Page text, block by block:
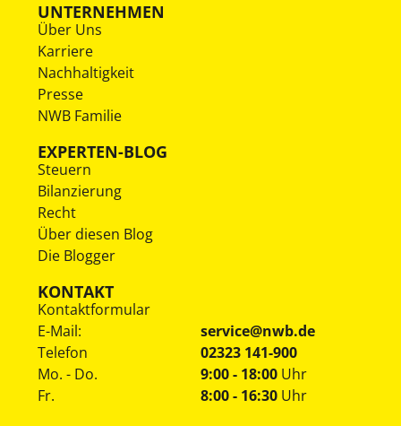
UNTERNEHMEN
Über Uns
Karriere
Nachhaltigkeit
Presse
NWB Familie
EXPERTEN-BLOG
Steuern
Bilanzierung
Recht
Über diesen Blog
Die Blogger
KONTAKT
Kontaktformular
E-Mail:
service@nwb.de
Telefon
02323 141-900
Mo. - Do.
Fr.
9:00 - 18:00 Uhr
8:00 - 16:30 Uhr